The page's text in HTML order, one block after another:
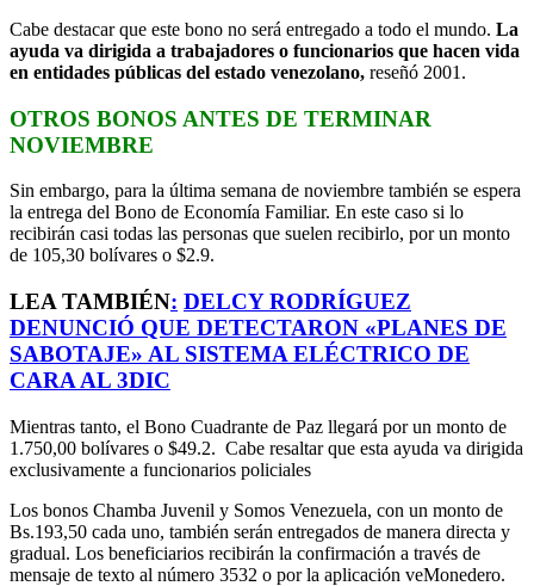
Cabe destacar que este bono no será entregado a todo el mundo. La
ayuda va dirigida a trabajadores o funcionarios que hacen vida
en entidades públicas del estado venezolano, reseñó 2001.
OTROS BONOS ANTES DE TERMINAR
NOVIEMBRE
Sin embargo, para la última semana de noviembre también se espera
la entrega del Bono de Economía Familiar. En este caso si lo
recibirán casi todas las personas que suelen recibirlo, por un monto
de 105,30 bolívares o $2.9.
LEA TAMBIÉN: DELCY RODRÍGUEZ
DENUNCIÓ QUE DETECTARON «PLANES DE
SABOTAJE» AL SISTEMA ELÉCTRICO DE
CARA AL 3DIC
Mientras tanto, el Bono Cuadrante de Paz llegará por un monto de
1.750,00 bolívares o $49.2. Cabe resaltar que esta ayuda va dirigida
exclusivamente a funcionarios policiales
Los bonos Chamba Juvenil y Somos Venezuela, con un monto de
Bs.193,50 cada uno, también serán entregados de manera directa y
gradual. Los beneficiarios recibirán la confirmación a través de
mensaje de texto al número 3532 o por la aplicación veMonedero.